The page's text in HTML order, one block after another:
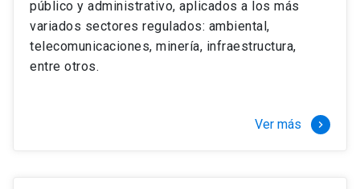
Si optas por la modalidad Full Time:
El LLM UC Full Time es una versión del programa
destinado principalmente a extranjeros, que permite
necesidades y expectativas profesionales, eligiendo
Juan Ignacio Piña Rochefort
Director Magíster en Derecho, LLM UC
público y administrativo, aplicados a los más
variados sectores regulados: ambiental,
telecomunicaciones, minería, infraestructura,
entre otros.
Ver más keyboard_arrow_right